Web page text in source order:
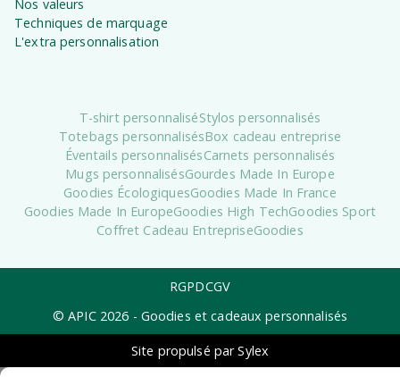
Nos valeurs
Techniques de marquage
L'extra personnalisation
T-shirt personnaliséStylos personnalisés
Totebags personnalisésBox cadeau entreprise
Éventails personnalisésCarnets personnalisés
Mugs personnalisésGourdes Made In Europe
Goodies ÉcologiquesGoodies Made In France
Goodies Made In EuropeGoodies High TechGoodies Sport
Coffret Cadeau EntrepriseGoodies
RGPDCGV
© APIC 2026 - Goodies et cadeaux personnalisés
Site propulsé par Sylex